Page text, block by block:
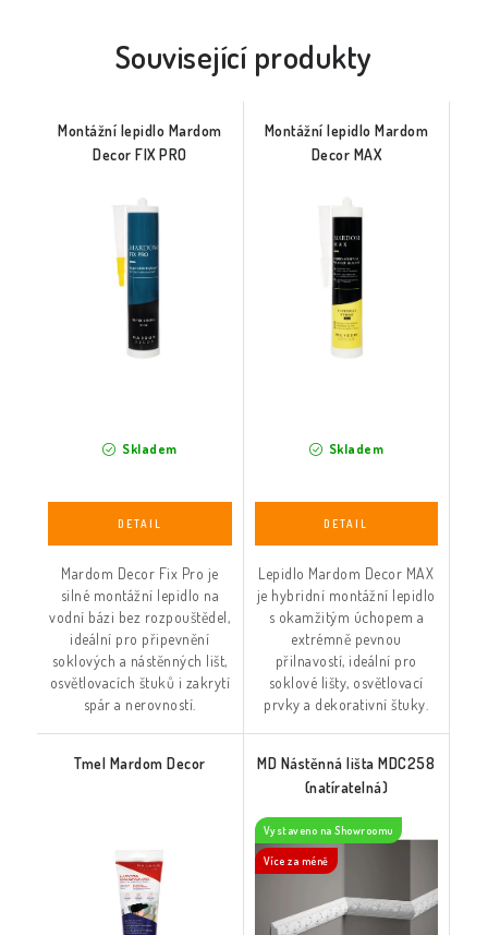
Související produkty
Montážní lepidlo Mardom
Decor FIX PRO
Skladem
Mardom Decor Fix Pro je
silné montážní lepidlo na
vodní bázi bez rozpouštědel,
ideální pro připevnění
soklových a nástěnných lišt,
osvětlovacích štuků i zakrytí
spár a nerovností.
Montážní lepidlo Mardom
Decor MAX
Skladem
Lepidlo Mardom Decor MAX
je hybridní montážní lepidlo
s okamžitým úchopem a
extrémně pevnou
přilnavostí, ideální pro
soklové lišty, osvětlovací
prvky a dekorativní štuky.
Tmel Mardom Decor
MD Nástěnná lišta MDC258
(natíratelná)
Vystaveno na Showroomu
Více za méně